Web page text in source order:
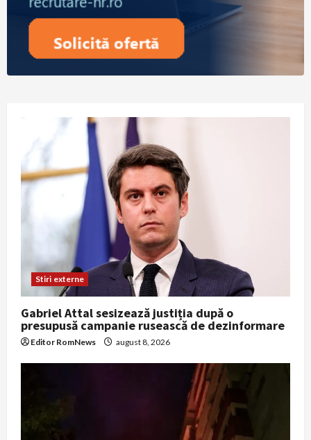
Stiri externe
Gabriel Attal sesizează justiția după o
presupusă campanie rusească de dezinformare
Editor RomNews august 8, 2026